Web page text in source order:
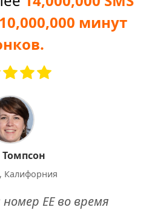
минут
Томпсон
Калифорния
EE во время